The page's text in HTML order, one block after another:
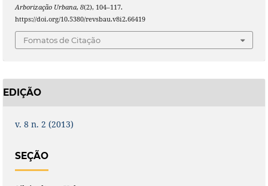
Arborização Urbana, 8(2), 104–117.
https://doi.org/10.5380/revsbau.v8i2.66419
Fomatos de Citação
EDIÇÃO
v. 8 n. 2 (2013)
SEÇÃO